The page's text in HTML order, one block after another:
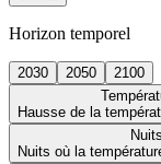
Horizon temporel
2030 2050
2100
Hausse de la
Nuits où la